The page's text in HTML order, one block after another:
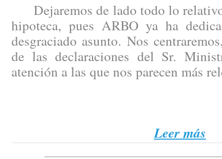
Dejaremos de lado todo lo relativo
hipoteca, pues ARBO ya ha
desgraciado asunto. Nos
de las declaraciones del Sr.
atención a las que nos parecen más
Leer más